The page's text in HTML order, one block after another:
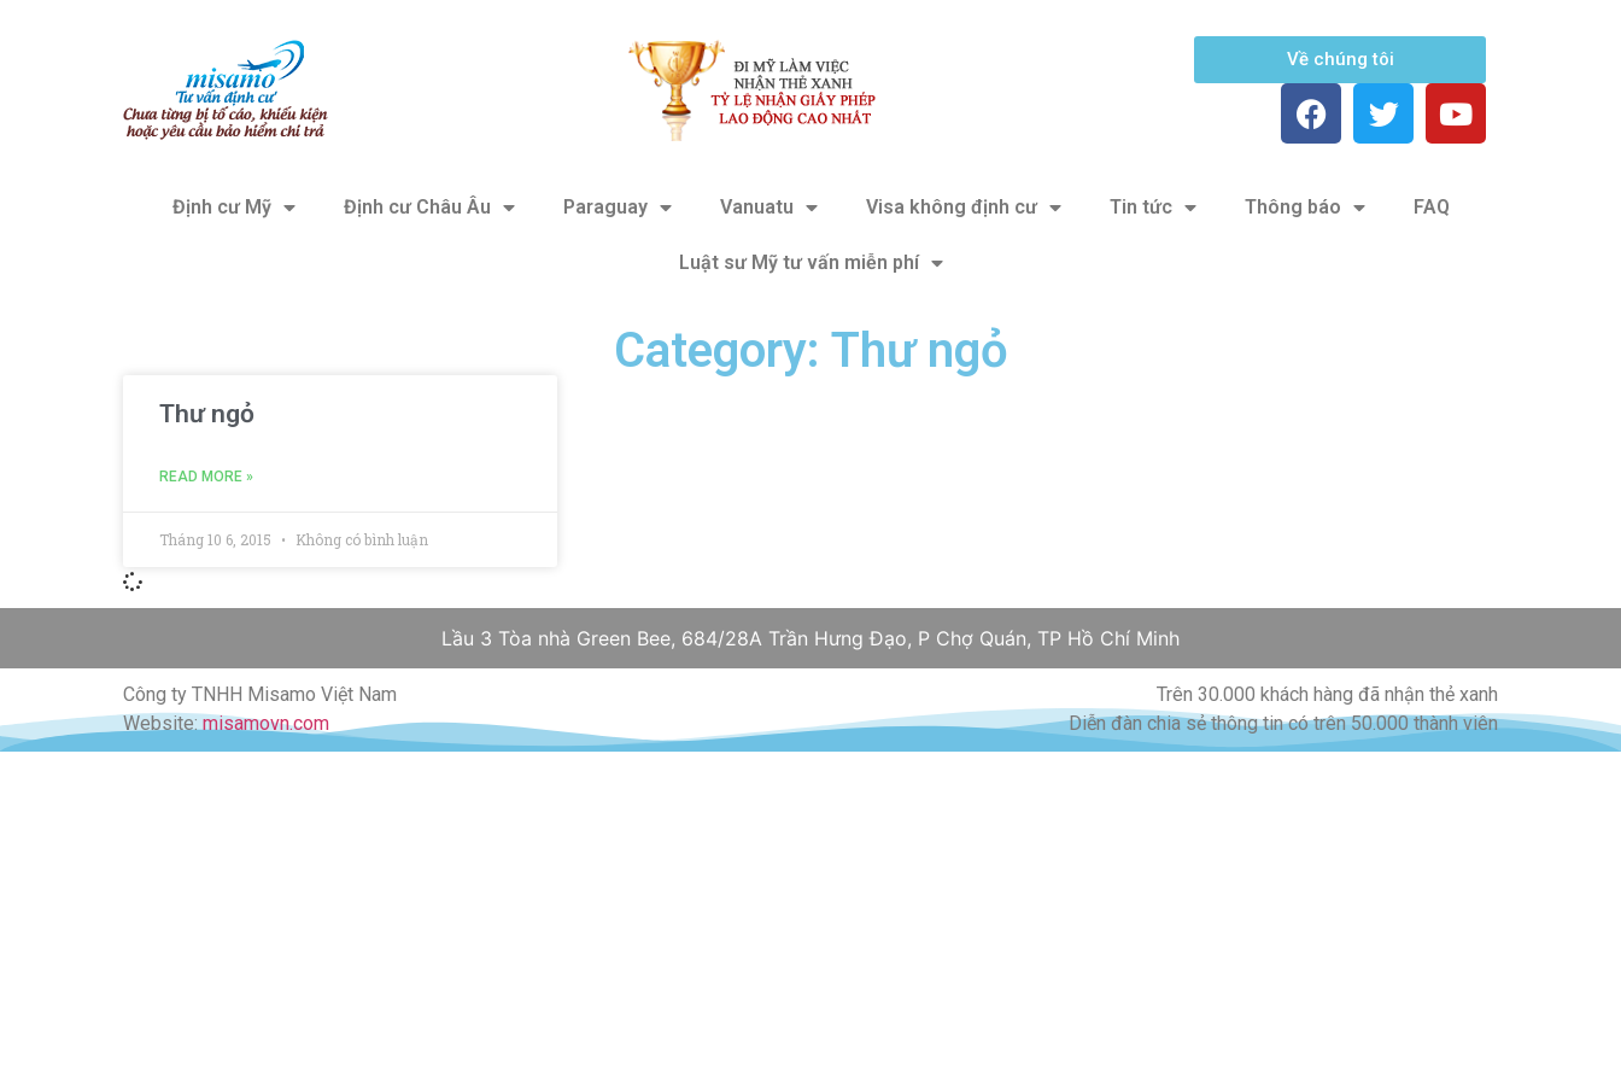
Về chúng tôi
Định cư Mỹ Định cư Châu Âu Paraguay Vanuatu Visa không định cư Tin tức Thông báo FAQ
Luật sư Mỹ tư vấn miễn phí
Category: Thư ngỏ
Thư ngỏ
READ MORE »
Tháng 10 6, 2015 Không có bình luận
Lầu 3 Tòa nhà Green Bee, 684/28A Trần Hưng Đạo, P Chợ Quán, TP Hồ Chí Minh
Công ty TNHH Misamo Việt Nam
Website:misamovn.com
Trên 30.000 khách hàng đã nhận thẻ xanh
Diễn đàn chia sẻ thông tin có trên 50.000 thành viên